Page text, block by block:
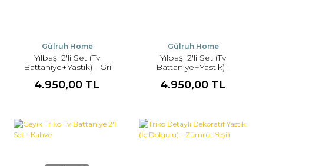
Gülruh Home
Yılbaşı 2'li Set (Tv
Battaniye+Yastık) - Gri
4.950,00 TL
Gülruh Home
Yılbaşı 2'li Set (Tv
Battaniye+Yastık) -
4.950,00 TL